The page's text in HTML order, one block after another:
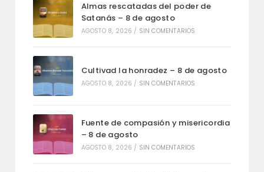
Almas rescatadas del poder de
Satanás – 8 de agosto
AGOSTO 8, 2026 / SIN COMENTARIOS
Cultivad la honradez – 8 de agosto
AGOSTO 8, 2026 / SIN COMENTARIOS
Fuente de compasión y misericordia
– 8 de agosto
AGOSTO 8, 2026 / SIN COMENTARIOS